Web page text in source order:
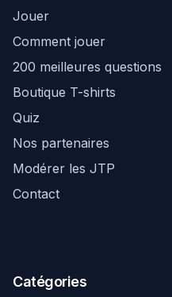
Jouer
Comment jouer
200 meilleures questions
Boutique T-shirts
Quiz
Nos partenaires
Modérer les JTP
Contact
Catégories